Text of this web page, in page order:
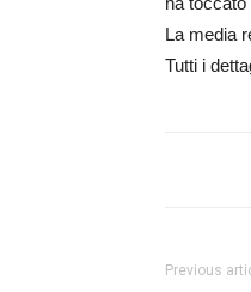
La media
Tutti i
Previous